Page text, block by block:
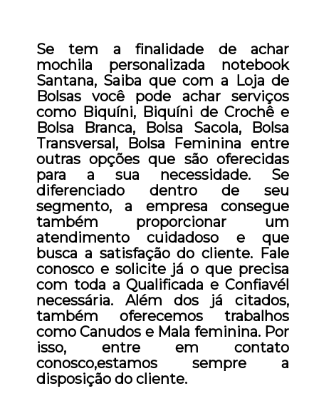
Se tem a finalidade de achar
mochila personalizada notebook
Santana, Saiba que com a Loja de
Bolsas você pode achar serviços
como Biquíni, Biquíni de Crochê e
Bolsa Branca, Bolsa Sacola, Bolsa
Transversal, Bolsa Feminina entre
outras opções que são oferecidas
para a sua necessidade. Se
diferenciado dentro de seu
segmento, a empresa consegue
também proporcionar um
atendimento cuidadoso e que
busca a satisfação do cliente. Fale
conosco e solicite já o que precisa
com toda a Qualificada e Confiavél
necessária. Além dos já citados,
também oferecemos trabalhos
como Canudos e Mala feminina. Por
isso, entre em contato
conosco,estamos sempre a
disposição do cliente.